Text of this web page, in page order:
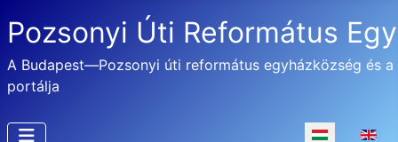
Pozsonyi Úti Református
A Budapest—Pozsonyi úti református egyházközség és a
portálja
Válasszon